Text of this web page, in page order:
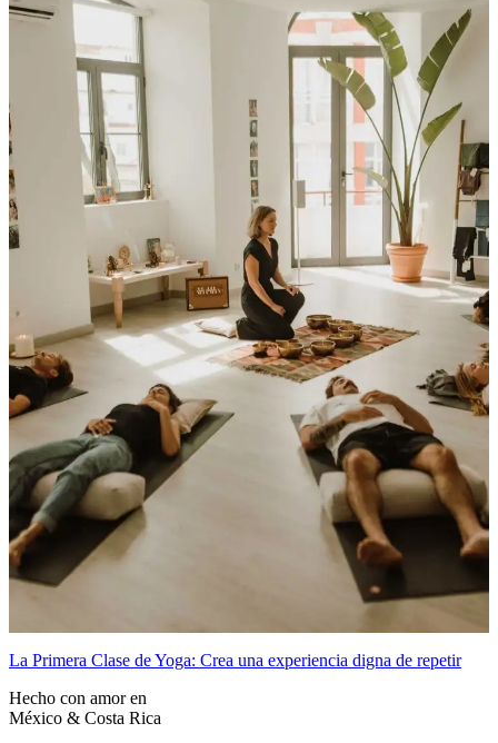
La Primera Clase de Yoga: Crea una experiencia digna de repetir
Hecho con amor en
México & Costa Rica